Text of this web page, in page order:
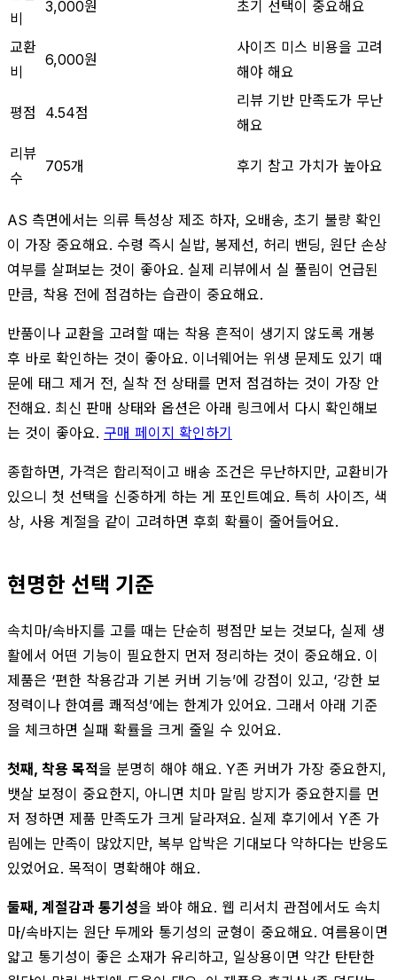
비
3,000원 초기 선택이 중요해요
교환
비
6,000원
사이즈 미스 비용을 고려
해야 해요
평점 4.54점
리뷰 기반 만족도가 무난
해요
리뷰
수
705개 후기 참고 가치가 높아요
AS 측면에서는 의류 특성상 제조 하자, 오배송, 초기 불량 확인
이 가장 중요해요. 수령 즉시 실밥, 봉제선, 허리 밴딩, 원단 손상
여부를 살펴보는 것이 좋아요. 실제 리뷰에서 실 풀림이 언급된
만큼, 착용 전에 점검하는 습관이 중요해요.
반품이나 교환을 고려할 때는 착용 흔적이 생기지 않도록 개봉
후 바로 확인하는 것이 좋아요. 이너웨어는 위생 문제도 있기 때
문에 태그 제거 전, 실착 전 상태를 먼저 점검하는 것이 가장 안
전해요. 최신 판매 상태와 옵션은 아래 링크에서 다시 확인해보
는 것이 좋아요. 구매 페이지 확인하기
종합하면, 가격은 합리적이고 배송 조건은 무난하지만, 교환비가
있으니 첫 선택을 신중하게 하는 게 포인트예요. 특히 사이즈, 색
상, 사용 계절을 같이 고려하면 후회 확률이 줄어들어요.
현명한 선택 기준
속치마/속바지를 고를 때는 단순히 평점만 보는 것보다, 실제 생
활에서 어떤 기능이 필요한지 먼저 정리하는 것이 중요해요. 이
제품은 ‘편한 착용감과 기본 커버 기능’에 강점이 있고, ‘강한 보
정력이나 한여름 쾌적성’에는 한계가 있어요. 그래서 아래 기준
을 체크하면 실패 확률을 크게 줄일 수 있어요.
첫째, 착용 목적을 분명히 해야 해요. Y존 커버가 가장 중요한지,
뱃살 보정이 중요한지, 아니면 치마 말림 방지가 중요한지를 먼
저 정하면 제품 만족도가 크게 달라져요. 실제 후기에서 Y존 가
림에는 만족이 많았지만, 복부 압박은 기대보다 약하다는 반응도
있었어요. 목적이 명확해야 해요.
둘째, 계절감과 통기성을 봐야 해요. 웹 리서치 관점에서도 속치
마/속바지는 원단 두께와 통기성의 균형이 중요해요. 여름용이면
얇고 통기성이 좋은 소재가 유리하고, 일상용이면 약간 탄탄한